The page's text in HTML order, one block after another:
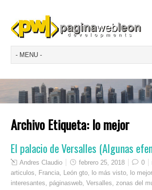
Archivo Etiqueta: lo mejor
El palacio de Versalles (Algunas
Andres Claudio febrero 25, 2018 0
articulos
Francia León gto lo más visto lo mejor
interesantes
páginasweb ,Versalles zonas del